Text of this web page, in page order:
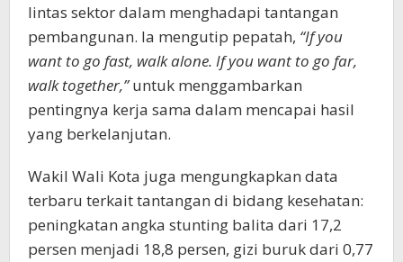
lintas sektor dalam menghadapi tantangan
pembangunan. Ia mengutip pepatah, “If you
want to go fast, walk alone. If you want to go far,
walk together,”untuk menggambarkan
pentingnya kerja sama dalam mencapai hasil
yang berkelanjutan.
Wakil Wali Kota juga mengungkapkan data
terbaru terkait tantangan di bidang kesehatan:
peningkatan angka stunting balita dari 17,2
persen menjadi 18,8 persen, gizi buruk dari 0,77